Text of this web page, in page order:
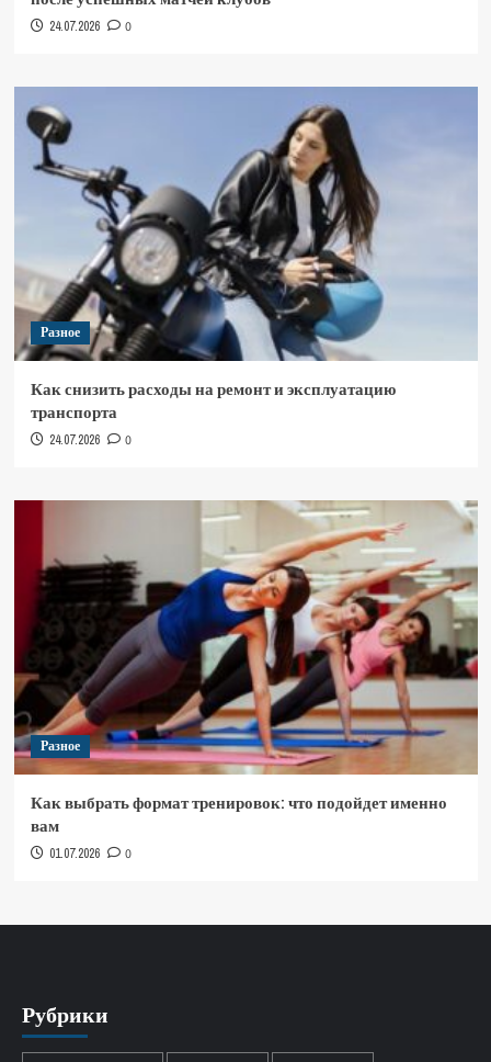
24.07.2026 0
Разное
Как снизить расходы на ремонт и эксплуатацию
транспорта
24.07.2026 0
Разное
Как выбрать формат тренировок: что подойдет именно
вам
01.07.2026 0
Рубрики